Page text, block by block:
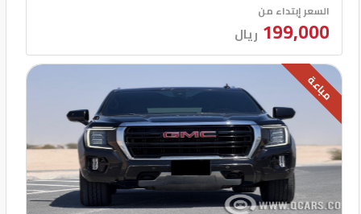
السعر إبتداء من
199,000 ريال
مباعة